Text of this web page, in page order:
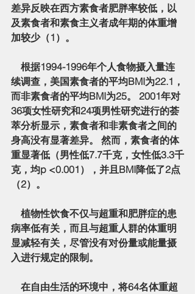
差异反映在西方素食者肥胖率较低，以
及素食者和素食主义者成年期的体重增
加较少（1）。
续调查，美国素食者的平均BMI为22.1，
而非素食者的平均BMI为25。 2001年对
36项女性研究和24项男性研究进行的荟
萃分析显示，素食者和非素食者之间的
身高没有显著差异。 然而，素食者的体
重显著低（男性低7.7千克，女性低3.3千
克，均p <0.001），并且BMI降低了2点
（2）。
病率低有关，而且与超重人群的体重明
显减轻有关，尽管没有对份量或能量摄
入进行规定的限制。